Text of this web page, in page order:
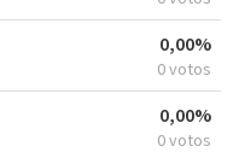
0,00%
0 votos
0,00%
0 votos